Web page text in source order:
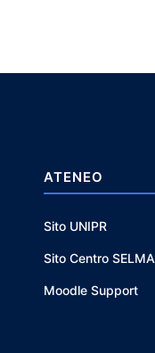
ATENEO
Sito UNIPR
Sito Centro SELMA
Moodle Support